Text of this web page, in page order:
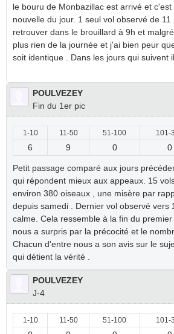
le bouru de Monbazillac est arrivé et
nouvelle du jour. 1 seul vol observé de
retrouver dans le brouillard à 9h et
plus rien de la journée et j'ai bien peur
soit identique . Dans les jours qui suivent
POULVEZEY
Fin du 1er pic
1-10 11-50 51-100 101-
6 9 0 0
Petit passage comparé aux jours
qui répondent mieux aux appeaux. 15
environ 380 oiseaux , une misère par
depuis samedi . Dernier vol observé vers
calme. Cela ressemble à la fin du
nous a surpris par la précocité et le
Chacun d'entre nous a son avis sur le
qui détient la vérité .
POULVEZEY
J-4
1-10 11-50 51-100 101-